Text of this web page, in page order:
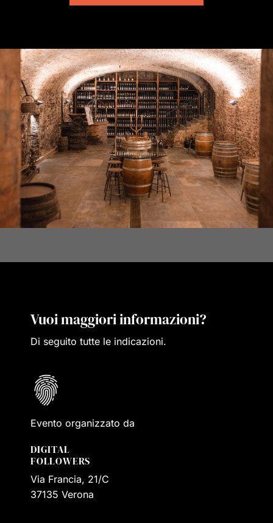
Vuoi maggiori informazioni?
Di seguito tutte le indicazioni.
Evento organizzato da
DIGITAL
FOLLOWERS
Via Francia, 21/C
37135 Verona